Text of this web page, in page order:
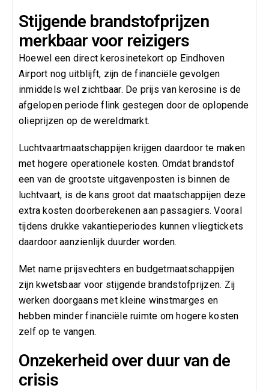
Stijgende brandstofprijzen
merkbaar voor reizigers
Hoewel een direct kerosinetekort op Eindhoven
Airport nog uitblijft, zijn de financiële gevolgen
inmiddels wel zichtbaar. De prijs van kerosine is de
afgelopen periode flink gestegen door de oplopende
olieprijzen op de wereldmarkt.
Luchtvaartmaatschappijen krijgen daardoor te maken
met hogere operationele kosten. Omdat brandstof
een van de grootste uitgavenposten is binnen de
luchtvaart, is de kans groot dat maatschappijen deze
extra kosten doorberekenen aan passagiers. Vooral
tijdens drukke vakantieperiodes kunnen vliegtickets
daardoor aanzienlijk duurder worden.
Met name prijsvechters en budgetmaatschappijen
zijn kwetsbaar voor stijgende brandstofprijzen. Zij
werken doorgaans met kleine winstmarges en
hebben minder financiële ruimte om hogere kosten
zelf op te vangen.
Onzekerheid over duur van de
crisis